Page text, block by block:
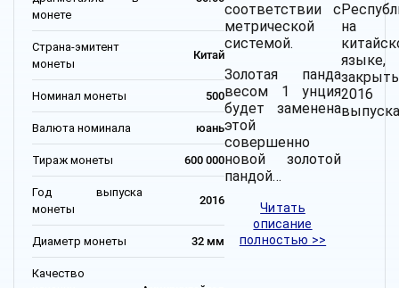
монете
Страна-эмитент
монеты
Китай
Номинал монеты 500
Валюта номинала юань
Тираж монеты 600 000
Год выпуска
монеты
2016
Диаметр монеты 32 мм
Качество
соответствии с
метрической
системой.
Золотая панда
весом 1 унция
будет заменена
этой
совершенно
новой золотой
пандой…
Читать
описание
полностью >>
на
языке,
2016